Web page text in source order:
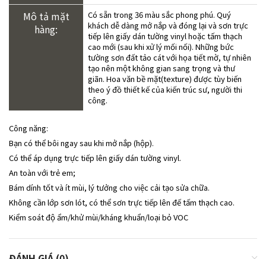
Mô tả mặt
hàng:
Có sẵn trong 36 màu sắc phong phú. Quý
khách dễ dàng mở nắp và đóng lại và sơn trực
tiếp lên giấy dán tường vinyl hoặc tấm thạch
cao mới (sau khi xử lý mối nối). Những bức
tường sơn đất tảo cát với họa tiết mờ, tự nhiên
tạo nên một không gian sang trọng và thư
giãn. Hoa văn bề mặt(texture) được tùy biến
theo ý đồ thiết kế của kiến trúc sư, người thi
công.
Công năng:
Bạn có thể bôi ngay sau khi mở nắp (hộp).
Có thể áp dụng trực tiếp lên giấy dán tường vinyl.
An toàn với trẻ em;
Bám dính tốt và ít mùi, lý tưởng cho việc cải tạo sửa chữa.
Không cần lớp sơn lót, có thể sơn trực tiếp lên đế tấm thạch cao.
Kiểm soát độ ẩm/khử mùi/kháng khuẩn/loại bỏ VOC